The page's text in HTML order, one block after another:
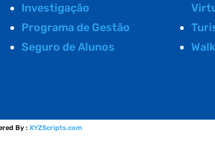
Investigação
Programa de Gestão
Seguro de Alunos
By : XYZScripts.com